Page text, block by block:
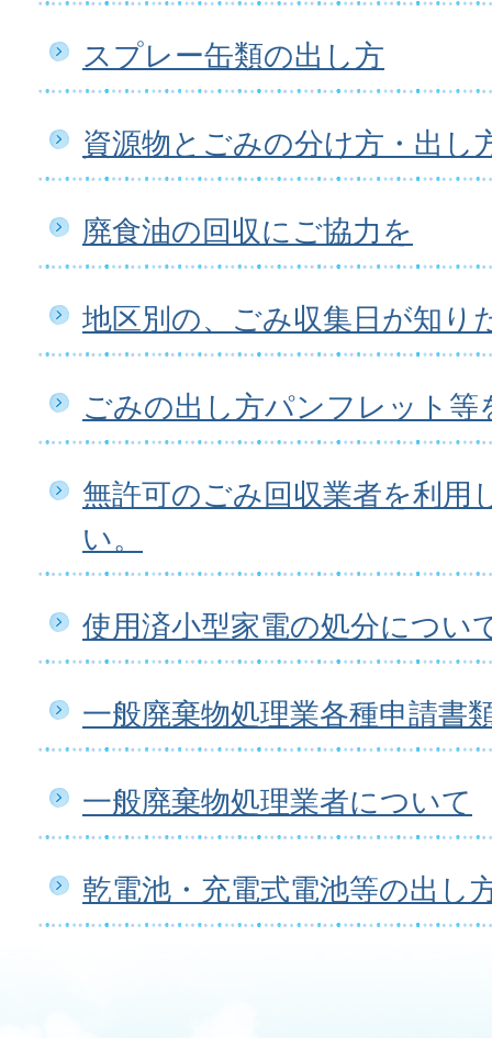
スプレー缶類の出し方
資源物とごみの分け方・出し
廃食油の回収にご協力を
地区別の、ごみ収集日が知り
ごみの出し方パンフレット
無許可のごみ回収業者を利用
い。
使用済小型家電の処分につい
一般廃棄物処理業各種申請書
一般廃棄物処理業者について
乾電池・充電式電池等の出し